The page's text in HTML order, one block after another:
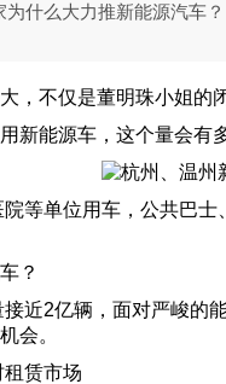
什么大力推新能源汽车？
，不仅是董明珠小姐的
新能源车，这个量会有
等单位用车，公共巴
？
近2亿辆，面对严峻的
会。
租赁市场